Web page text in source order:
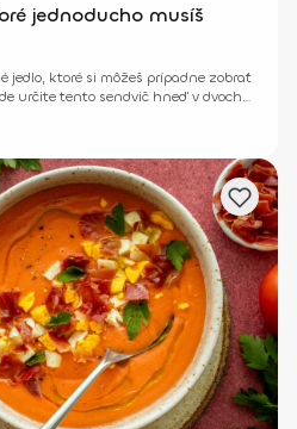
jednoducho musíš
jedlo, ktoré si môžeš prípadne zobrať
určite tento sendvič hneď v dvoch